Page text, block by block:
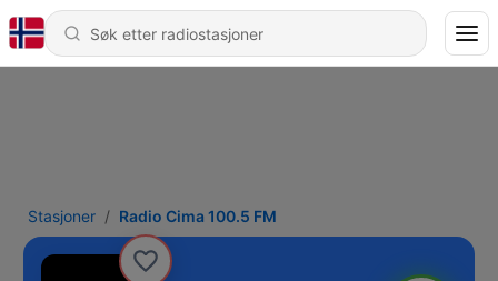
Stasjoner Radio Cima 100.5 FM